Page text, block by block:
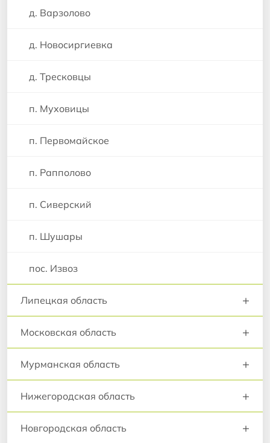
д. Варзолово
д. Новосиргиевка
д. Тресковцы
п. Муховицы
п. Первомайское
п. Рапполово
п. Сиверский
п. Шушары
пос. Извоз
Липецкая область +
Московская область +
Мурманская область +
Нижегородская область +
Новгородская область +